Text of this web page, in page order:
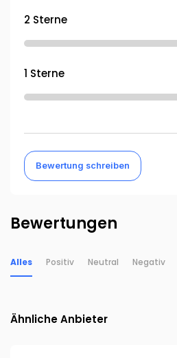
2 Sterne
1 Sterne
Bewertung schreiben
Bewertungen
Alles Positiv Neutral Negativ
Ähnliche Anbieter